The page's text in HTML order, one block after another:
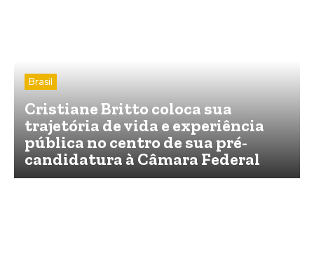
Brasil
Cristiane Britto coloca sua
trajetória de vida e experiência
pública no centro de sua pré-
candidatura à Câmara Federal